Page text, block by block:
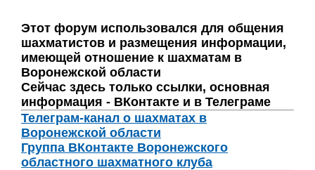
Этот форум использовался для общения
шахматистов и размещения информации,
имеющей отношение к шахматам в
Воронежской области
Сейчас здесь только ссылки, основная
информация - ВКонтакте и в Телеграме
Телеграм-канал о шахматах в
Воронежской области
Группа ВКонтакте Воронежского
областного шахматного клуба